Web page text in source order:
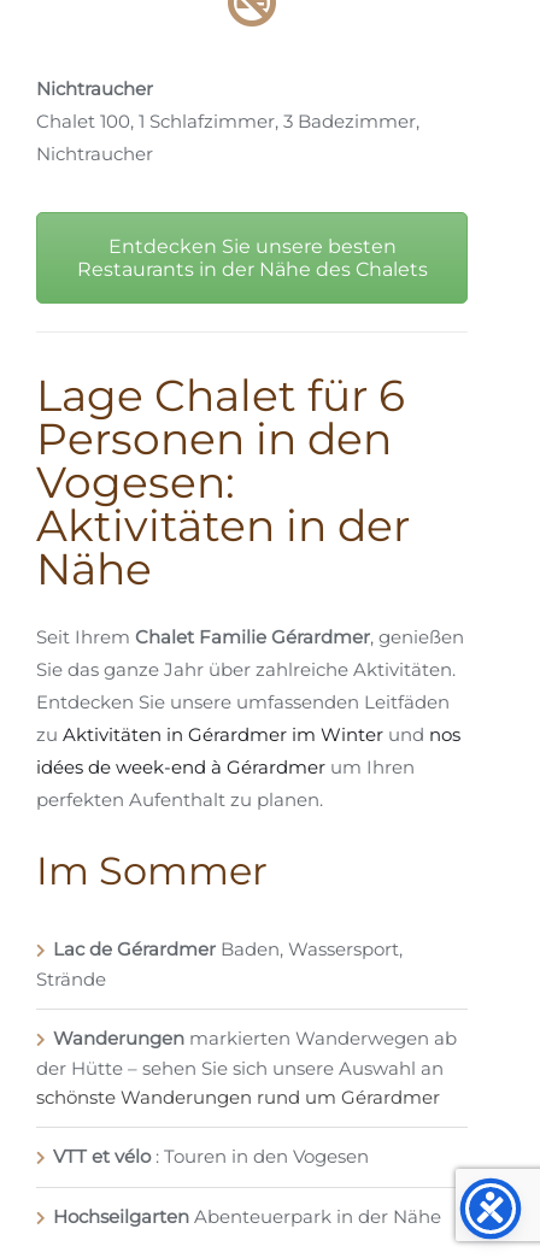
Nichtraucher
Chalet 100, 1 Schlafzimmer, 3 Badezimmer,
Nichtraucher
Entdecken Sie unsere besten
Restaurants in der Nähe des Chalets
Lage Chalet für 6
Personen in den
Vogesen:
Aktivitäten in der
Nähe
Seit Ihrem Chalet Familie Gérardmer, genießen
Sie das ganze Jahr über zahlreiche Aktivitäten.
Entdecken Sie unsere umfassenden Leitfäden
zu Aktivitäten in Gérardmer im Winter und nos
idées de week-end à Gérardmer um Ihren
perfekten Aufenthalt zu planen.
Im Sommer
Lac de Gérardmer Baden, Wassersport,
Strände
Wanderungen markierten Wanderwegen ab
der Hütte – sehen Sie sich unsere Auswahl an
schönste Wanderungen rund um Gérardmer
VTT et vélo: Touren in den Vogesen
Hochseilgarten Abenteuerpark in der Nähe